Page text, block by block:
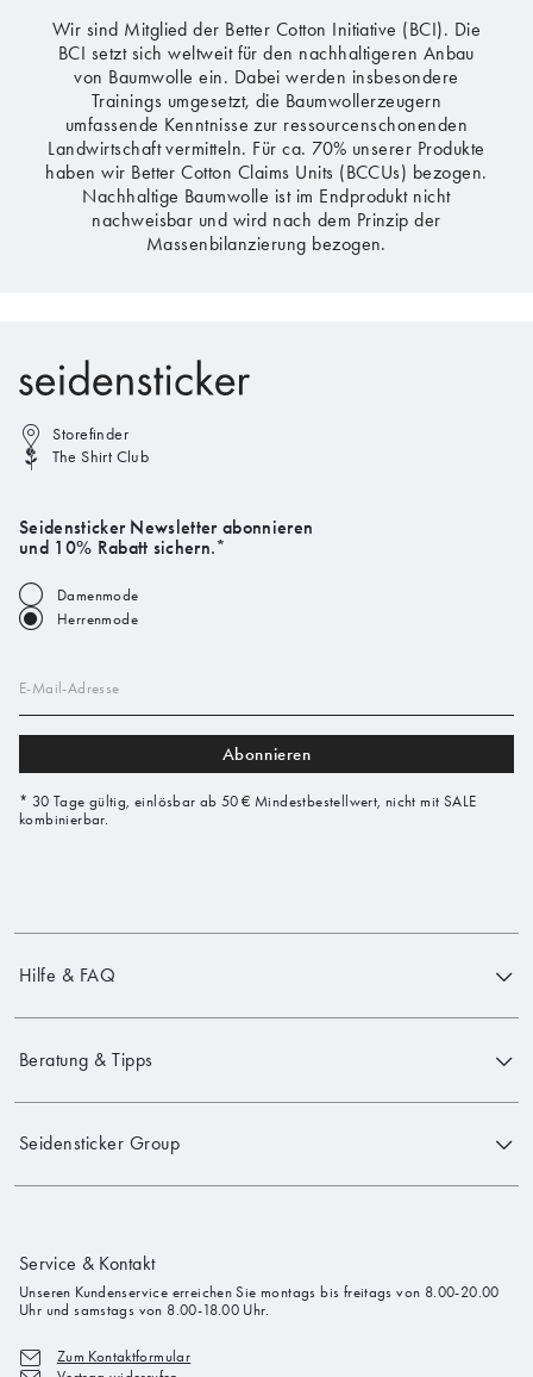
Wir sind Mitglied der Better Cotton Initiative (BCI). Die
BCI setzt sich weltweit für den nachhaltigeren Anbau
von Baumwolle ein. Dabei werden insbesondere
Trainings umgesetzt, die Baumwollerzeugern
umfassende Kenntnisse zur ressourcenschonenden
Landwirtschaft vermitteln. Für ca. 70% unserer Produkte
haben wir Better Cotton Claims Units (BCCUs) bezogen.
Nachhaltige Baumwolle ist im Endprodukt nicht
nachweisbar und wird nach dem Prinzip der
Massenbilanzierung bezogen.
Storefinder
The Shirt Club
Seidensticker Newsletter abonnieren
und 10% Rabatt sichern.*
Damenmode
Herrenmode
E-Mail-Adresse
Abonnieren
* 30 Tage gültig, einlösbar ab 50 € Mindestbestellwert, nicht mit SALE
kombinierbar.
Hilfe & FAQ
Beratung & Tipps
Seidensticker Group
Service & Kontakt
Unseren Kundenservice erreichen Sie montags bis freitags von 8.00-20.00
Uhr und samstags von 8.00-18.00 Uhr.
Zum Kontaktformular